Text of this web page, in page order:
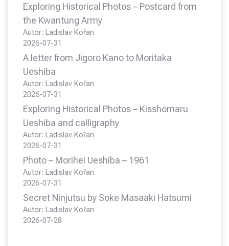
Exploring Historical Photos – Postcard from
the Kwantung Army
Autor: Ladislav Kořan
2026-07-31
A letter from Jigoro Kano to Moritaka
Ueshiba
Autor: Ladislav Kořan
2026-07-31
Exploring Historical Photos – Kisshomaru
Ueshiba and calligraphy
Autor: Ladislav Kořan
2026-07-31
Photo – Morihei Ueshiba – 1961
Autor: Ladislav Kořan
2026-07-31
Secret Ninjutsu by Soke Masaaki Hatsumi
Autor: Ladislav Kořan
2026-07-28